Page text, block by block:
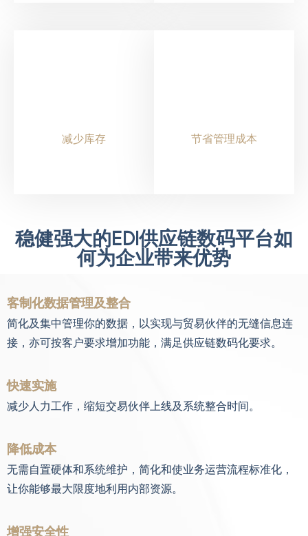
减少库存 节省管理成本
稳健强大的EDI供应链数码平台如
何为企业带来优势
客制化数据管理及整合
简化及集中管理你的数据，以实现与贸易伙伴的无缝信息连
接，亦可按客户要求增加功能，满足供应链数码化要求。
快速实施
减少人力工作，缩短交易伙伴上线及系统整合时间。
降低成本
无需自置硬体和系统维护，简化和使业务运营流程标准化，
让你能够最大限度地利用内部资源。
增强安全性